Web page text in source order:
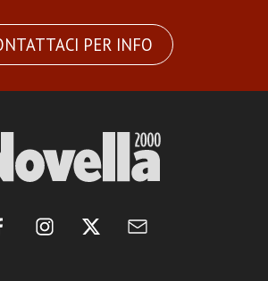
PER INFO